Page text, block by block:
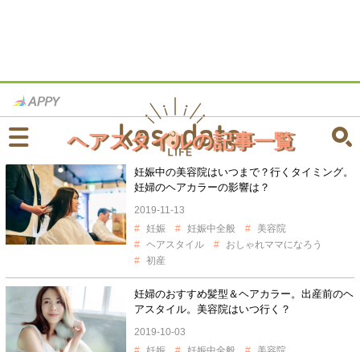
ヘアスタイルの記事一覧
妊娠中の美容院はいつまで？行くタイミング。
妊婦のヘアカラーの影響は？
2019-11-13
妊娠
妊娠中全般
美容院
ヘアスタイル
おしゃれママになろう
初産
妊婦のおすすめ髪型＆ヘアカラー。出産前のヘ
アスタイル。美容院はいつ行く？
2019-10-03